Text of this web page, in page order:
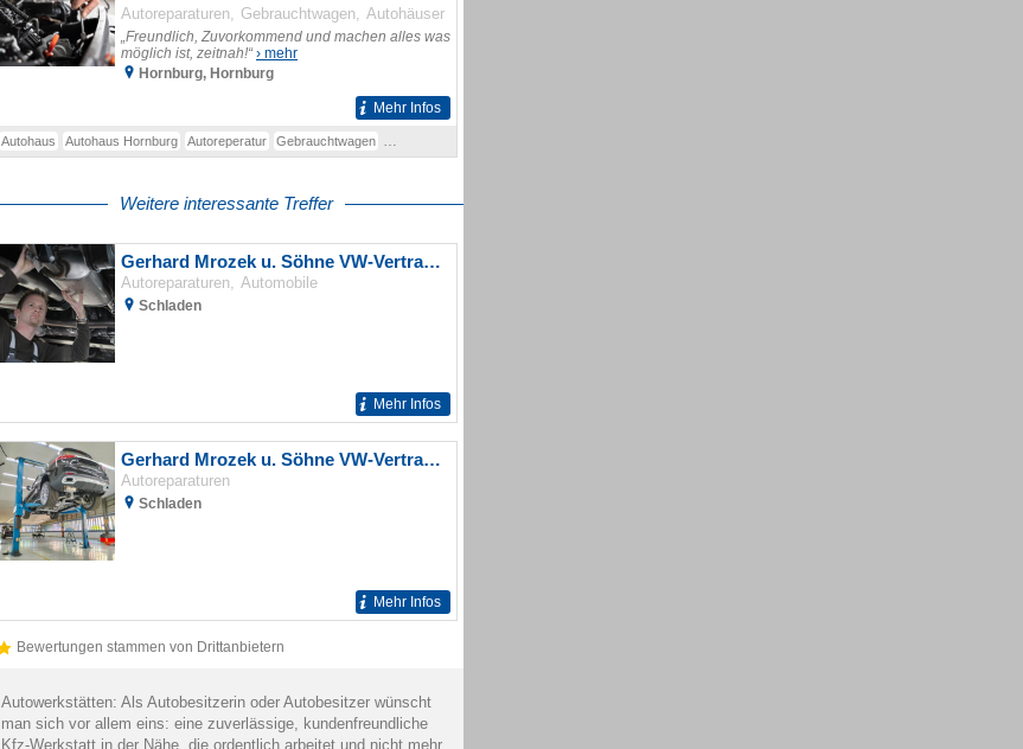
Autoreparaturen Gebrauchtwagen Autohäuser
„Freundlich, Zuvorkommend und machen alles was
möglich ist, zeitnah!“› mehr
Hornburg, Hornburg
Mehr Infos
Autohaus Autohaus Hornburg Autoreperatur Gebrauchtwagen
Weitere interessante Treffer
Gerhard Mrozek u. Söhne VW-Vertragswerkstatt
Autoreparaturen Automobile
Schladen
Mehr Infos
Gerhard Mrozek u. Söhne VW-Vertragswerkstatt KFZ-Werkstatt
Autoreparaturen
Schladen
Mehr Infos
Bewertungen stammen von Drittanbietern
Autowerkstätten: Als Autobesitzerin oder Autobesitzer wünscht
man sich vor allem eins: eine zuverlässige, kundenfreundliche
Kfz-Werkstatt in der Nähe, die ordentlich arbeitet und nicht mehr